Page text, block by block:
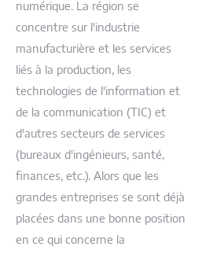
numérique. La région se
concentre sur l'industrie
manufacturière et les services
liés à la production, les
technologies de l'information et
de la communication (TIC) et
d'autres secteurs de services
(bureaux d'ingénieurs, santé,
finances, etc.). Alors que les
grandes entreprises se sont déjà
placées dans une bonne position
en ce qui concerne la